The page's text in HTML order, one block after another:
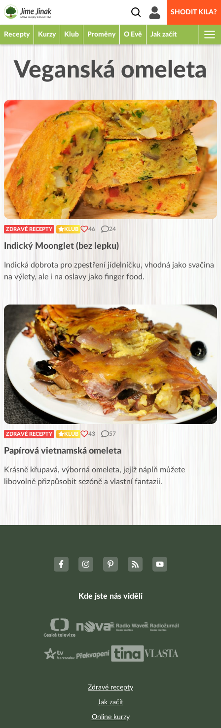
SHODIT KILA?
Recepty Kurzy Klub Proměny O Evě Jak začít
Veganská omeleta
ZDRAVÉ RECEPTY KLUB 46 24
Indický Moonglet (bez lepku)
Indická dobrota pro zpestření jídelníčku, vhodná jako svačina
na výlety, ale i na oslavy jako finger food.
ZDRAVÉ RECEPTY KLUB 43 57
Papírová vietnamská omeleta
Krásně křupavá, výborná omeleta, jejíž náplň můžete
libovolně přizpůsobit sezóně a vlastní fantazii.
Zdravé recepty
Jak začít
Online kurzy
Kde jste nás viděli